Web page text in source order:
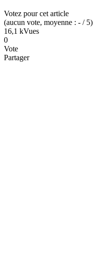
Votez pour cet article
(aucun vote, moyenne : - / 5)
16,1 kVues
0
Vote
Partager